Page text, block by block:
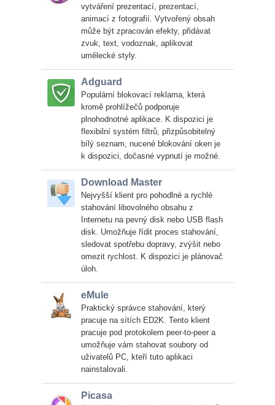
vytváření prezentací, prezentací,
animací z fotografií. Vytvořený obsah
může být zpracován efekty, přidávat
zvuk, text, vodoznak, aplikovat
umělecké styly.
Adguard
Populární blokovací reklama, která
kromě prohlížečů podporuje
plnohodnotné aplikace. K dispozici je
flexibilní systém filtrů, přizpůsobitelný
bílý seznam, nucené blokování oken je
k dispozici, dočasné vypnutí je možné.
Download Master
Nejvyšší klient pro pohodlné a rychlé
stahování libovolného obsahu z
Internetu na pevný disk nebo USB flash
disk. Umožňuje řídit proces stahování,
sledovat spotřebu dopravy, zvýšit nebo
omezit rychlost. K dispozici je plánovač
úloh.
eMule
Praktický správce stahování, který
pracuje na sítích ED2K. Tento klient
pracuje pod protokolem peer-to-peer a
umožňuje vám stahovat soubory od
uživatelů PC, kteří tuto aplikaci
nainstalovali.
Picasa